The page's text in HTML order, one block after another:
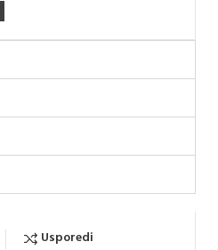
Usporedi